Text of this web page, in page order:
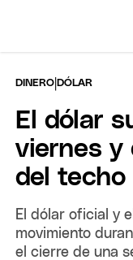
DINERO |DÓLAR
El dólar
viernes y
del techo
El dólar oficial y
movimiento
el cierre de una